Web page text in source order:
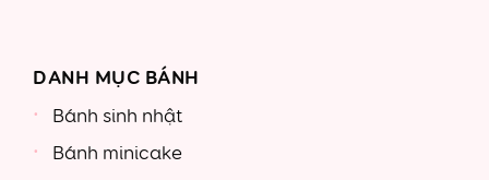
DANH MỤC BÁNH
Bánh sinh nhật
Bánh minicake